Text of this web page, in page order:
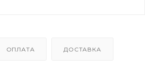
ОПЛАТА ДОСТАВКА